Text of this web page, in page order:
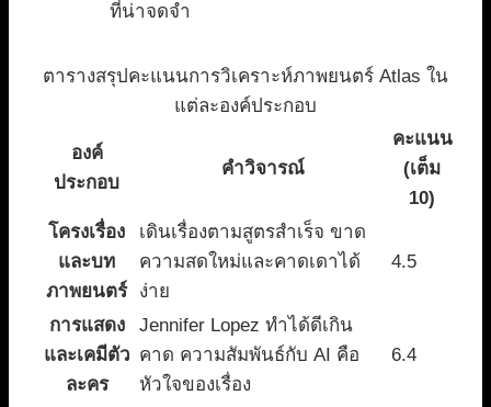
ที่น่าจดจำ
ตารางสรุปคะแนนการวิเคราะห์ภาพยนตร์ Atlas ใน
แต่ละองค์ประกอบ
องค์
ประกอบ
คำวิจารณ์
คะแนน
(เต็ม
10)
โครงเรื่อง
และบท
ภาพยนตร์
เดินเรื่องตามสูตรสำเร็จ ขาด
ความสดใหม่และคาดเดาได้
ง่าย
4.5
การแสดง
และเคมีตัว
ละคร
Jennifer Lopez ทำได้ดีเกิน
คาด ความสัมพันธ์กับ AI คือ
หัวใจของเรื่อง
6.4